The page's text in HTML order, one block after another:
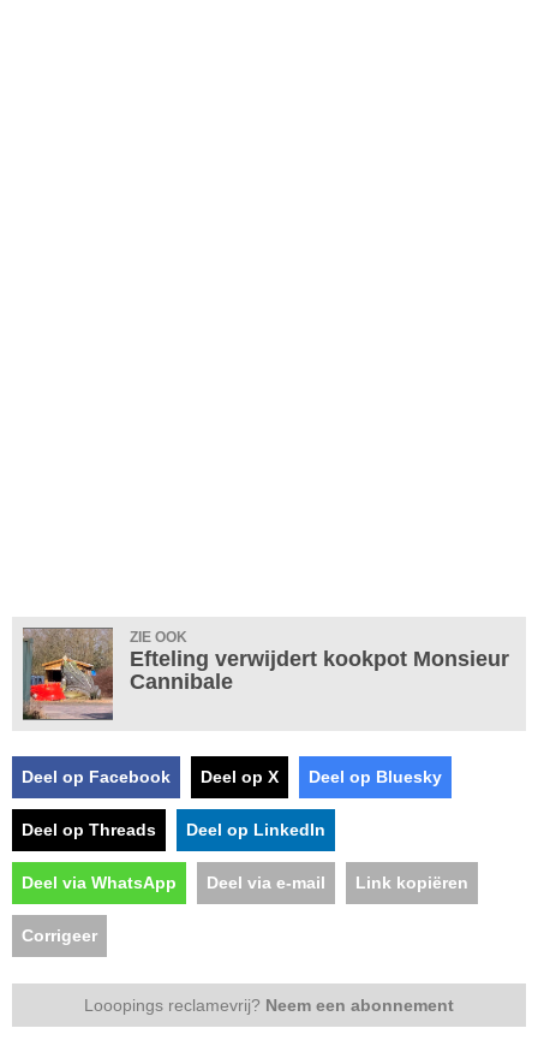
ZIE OOK
Efteling verwijdert kookpot Monsieur
Cannibale
Deel op Facebook Deel op X Deel op Bluesky
Deel op Threads Deel op LinkedIn
Deel via WhatsApp Deel via e-mail Link kopiëren
Corrigeer
Looopings reclamevrij? Neem een abonnement